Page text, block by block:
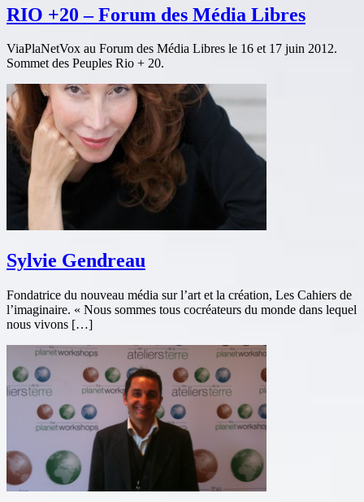
RIO +20 – Forum des Média Libres
ViaPlaNetVox au Forum des Média Libres le 16 et 17 juin 2012.
Sommet des Peuples Rio + 20.
Sylvie Gendreau
Fondatrice du nouveau média sur l’art et la création, Les Cahiers de
l’imaginaire. « Nous sommes tous cocréateurs du monde dans lequel
nous vivons […]